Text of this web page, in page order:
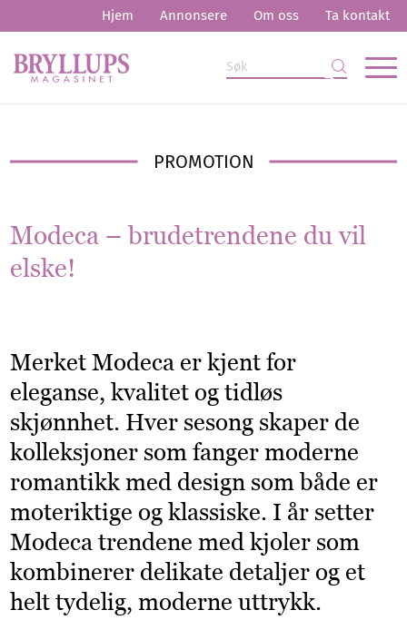
Hjem Annonsere Om oss Ta kontakt
PROMOTION
Modeca – brudetrendene du vil
elske!
Merket Modeca er kjent for
eleganse, kvalitet og tidløs
skjønnhet. Hver sesong skaper de
kolleksjoner som fanger moderne
romantikk med design som både er
moteriktige og klassiske. I år setter
Modeca trendene med kjoler som
kombinerer delikate detaljer og et
helt tydelig, moderne uttrykk.